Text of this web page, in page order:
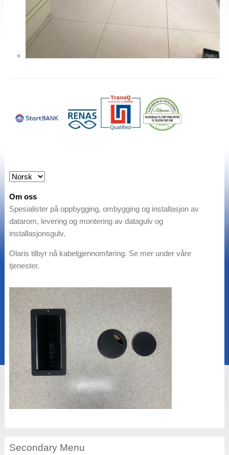
Om oss
Spesialister på oppbygging, ombygging og installasjon av
datarom, levering og montering av datagulv og
installasjonsgulv.
Olaris tilbyr nå kabelgjennomføring. Se mer under våre
tjenester.
Secondary Menu